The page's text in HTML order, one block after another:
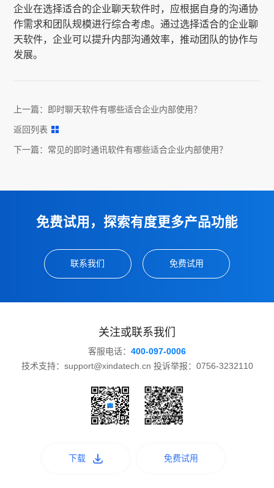
企业在选择适合的企业聊天软件时，应根据自身的沟通协
作需求和团队规模进行综合考虑。通过选择适合的企业聊
天软件，企业可以提升内部沟通效率，推动团队的协作与
发展。
上一篇： 即时聊天软件有哪些适合企业内部使用？
返回列表
下一篇： 常见的即时通讯软件有哪些适合企业内部使用？
免费试用，探索有度更多产品功能
联系我们 免费试用
关注或联系我们
客服电话： 400-097-0006
技术支持：support@xindatech.cn 投诉举报：0756-3232110
下载 免费试用